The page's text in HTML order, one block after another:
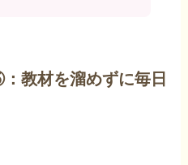
教材を溜めずに毎日